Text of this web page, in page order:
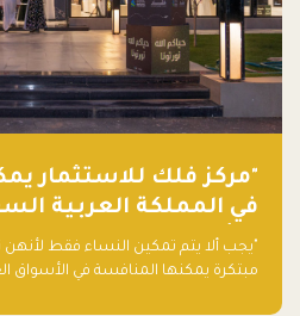
"مركز فلك للاستثمار
في المملكة العربية
ناشئة تلو الأخرى."
"يجب ألا يتم تمكين النساء فقط
مبتكرة يمكنها المنافسة في الأسواق